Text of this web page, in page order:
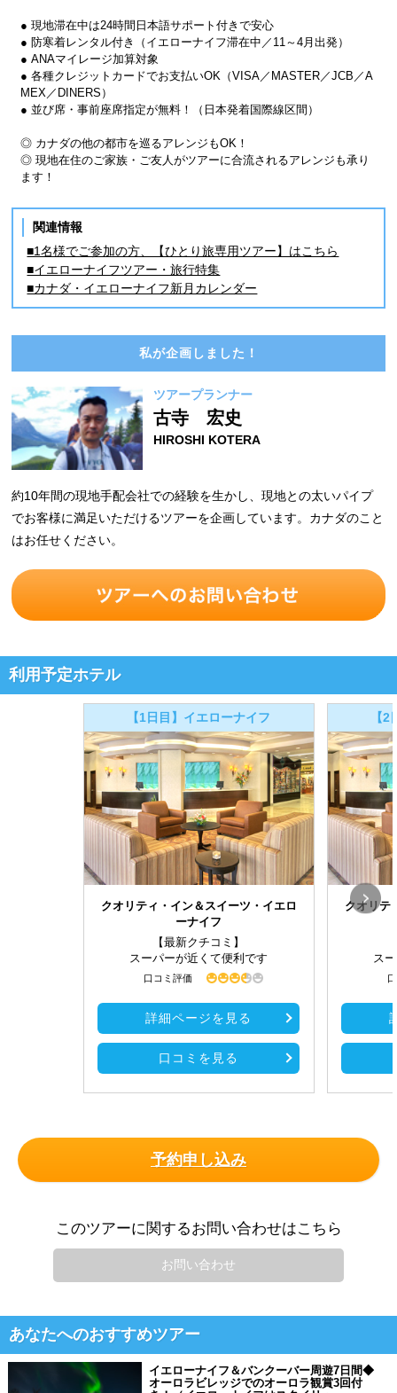
● 現地滞在中は24時間日本語サポート付きで安心
● 防寒着レンタル付き（イエローナイフ滞在中／11～4月出発）
● ANAマイレージ加算対象
● 各種クレジットカードでお支払いOK（VISA／MASTER／JCB／A
MEX／DINERS）
● 並び席・事前座席指定が無料！（日本発着国際線区間）
◎ カナダの他の都市を巡るアレンジもOK！
◎ 現地在住のご家族・ご友人がツアーに合流されるアレンジも承り
ます！
関連情報
■1名様でご参加の方、【ひとり旅専用ツアー】はこちら
■イエローナイフツアー・旅行特集
■カナダ・イエローナイフ新月カレンダー
私が企画しました！
ツアープランナー
古寺 宏史
HIROSHI KOTERA
約10年間の現地手配会社での経験を生かし、現地との太いパイプ
でお客様に満足いただけるツアーを企画しています。カナダのこと
はお任せください。
利用予定ホテル
【1日目】イエローナイフ
クオリティ・イン＆スイーツ・イエロ
ーナイフ
【最新クチコミ】
スーパーが近くて便利です
口コミ評価
詳細ページを見る
口コミを見る
【
クオリテ
ス
予約申し込み
このツアーに関するお問い合わせはこちら
お問い合わせ
あなたへのおすすめツアー
イエローナイフ＆バンクーバー周遊7日間◆
オーロラビレッジでのオーロラ観賞3回付